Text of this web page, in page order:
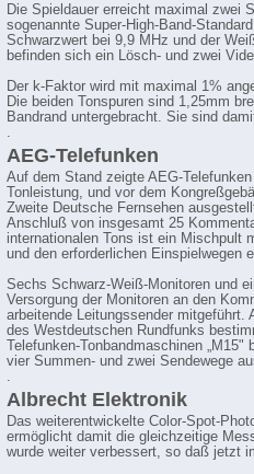
Die Spieldauer erreicht maximal zwei
sogenannte Super-High-Band-
Schwarzwert bei 9,9 MHz und der
befinden sich ein Lösch- und zwei
Der k-Faktor wird mit maximal 1%
Die beiden Tonspuren sind 1,25mm
Bandrand untergebracht. Sie sind
.
AEG-Telefunken
Auf dem Stand zeigte AEG-
Tonleistung, und vor dem
Zweite Deutsche Fernsehen
Anschluß von insgesamt 25
internationalen Tons ist ein Mischpult
und den erforderlichen Einspielwegen
Sechs Schwarz-Weiß-Monitoren und
Versorgung der Monitoren an den
arbeitende Leitungssender mitgeführt.
des Westdeutschen Rundfunks
Telefunken-Tonbandmaschinen
vier Summen- und zwei Sendewege
.
Albrecht Elektronik
Das weiterentwickelte Color-Spot-
ermöglicht damit die gleichzeitige
wurde weiter verbessert, so daß jetzt